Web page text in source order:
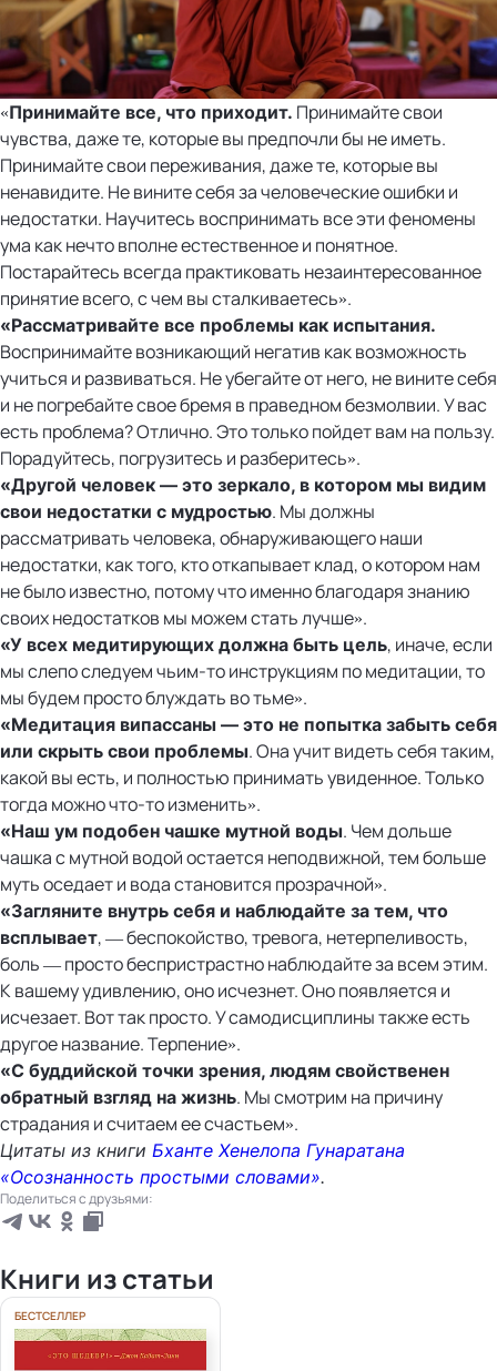
«Принимайте все, что приходит. Принимайте свои
чувства, даже те, которые вы предпочли бы не иметь.
Принимайте свои переживания, даже те, которые вы
ненавидите. Не вините себя за человеческие ошибки и
недостатки. Научитесь воспринимать все эти феномены
ума как нечто вполне естественное и понятное.
Постарайтесь всегда практиковать незаинтересованное
принятие всего, с чем вы сталкиваетесь».
«Рассматривайте все проблемы как испытания.
Воспринимайте возникающий негатив как возможность
учиться и развиваться. Не убегайте от него, не вините себя
и не погребайте свое бремя в праведном безмолвии. У вас
есть проблема? Отлично. Это только пойдет вам на пользу.
Порадуйтесь, погрузитесь и разберитесь».
«Другой человек — это зеркало, в котором мы видим
свои недостатки с мудростью. Мы должны
рассматривать человека, обнаруживающего наши
недостатки, как того, кто откапывает клад, о котором нам
не было известно, потому что именно благодаря знанию
своих недостатков мы можем стать лучше».
«У всех медитирующих должна быть цель, иначе, если
мы слепо следуем чьим-то инструкциям по медитации, то
мы будем просто блуждать во тьме».
«Медитация випассаны — это не попытка забыть себя
или скрыть свои проблемы. Она учит видеть себя таким,
какой вы есть, и полностью принимать увиденное. Только
тогда можно что-то изменить».
«Наш ум подобен чашке мутной воды. Чем дольше
чашка с мутной водой остается неподвижной, тем больше
муть оседает и вода становится прозрачной».
«Загляните внутрь себя и наблюдайте за тем, что
всплывает, — беспокойство, тревога, нетерпеливость,
боль — просто беспристрастно наблюдайте за всем этим.
К вашему удивлению, оно исчезнет. Оно появляется и
исчезает. Вот так просто. У самодисциплины также есть
другое название. Терпение».
«С буддийской точки зрения, людям свойственен
обратный взгляд на жизнь. Мы смотрим на причину
страдания и считаем ее счастьем».
Цитаты из книги Бханте Хенелопа Гунаратана
«Осознанность простыми словами».
Поделиться с друзьями:
Книги из статьи
БЕСТСЕЛЛЕР